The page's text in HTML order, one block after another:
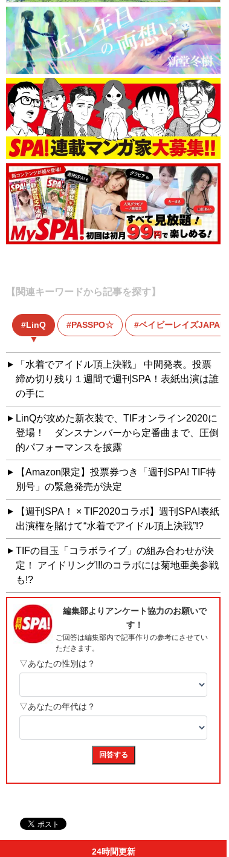
【関連キーワードから記事を探す】
LinQ PASSPO☆ ベイビーレイズJAPAN
「水着でアイドル頂上決戦」 中間発表。投票
締め切り残り１週間で週刊SPA！表紙出演は誰
の手に
LinQが攻めた新衣装で、TIFオンライン2020に
登場！ ダンスナンバーから定番曲まで、圧倒
的パフォーマンスを披露
【Amazon限定】投票券つき「週刊SPA! TIF特
別号」の緊急発売が決定
【週刊SPA！ × TIF2020コラボ】週刊SPA!表紙
出演権を賭けて“水着でアイドル頂上決戦”!?
TIFの目玉「コラボライブ」の組み合わせが決
定！ アイドリング!!!のコラボには菊地亜美参戦
も!?
24時間更新